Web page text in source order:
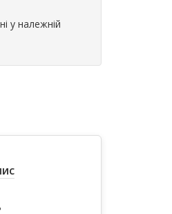
у належній